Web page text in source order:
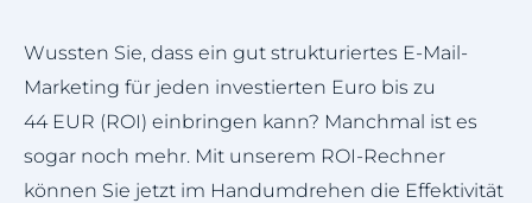
Wussten Sie, dass ein gut strukturiertes E-Mail-
Marketing für jeden investierten Euro bis zu
44 EUR (ROI) einbringen kann? Manchmal ist es
sogar noch mehr. Mit unserem ROI-Rechner
können Sie jetzt im Handumdrehen die Effektivität